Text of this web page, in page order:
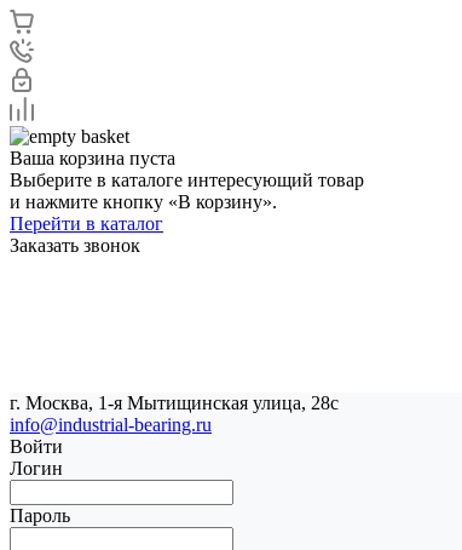
Ваша корзина пуста
Выберите в каталоге интересующий товар
и нажмите кнопку «В корзину».
Перейти в каталог
Заказать звонок
г. Москва, 1-я Мытищинская улица, 28с
info@industrial-bearing.ru
Войти
Логин
Пароль